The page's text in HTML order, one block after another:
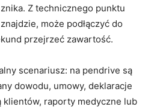
Z technicznego punktu
może podłączyć do
przejrzeć zawartość.
scenariusz: na pendrive są
dowodu, umowy, deklaracje
klientów, raporty medyczne lub